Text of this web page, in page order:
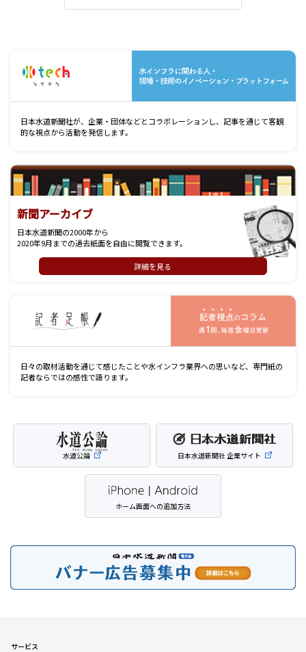
日本水道新聞社が、企業・団体などとコラボレーションし、記事を通じて客観
的な視点から活動を発信します。
新聞アーカイブ
日本水道新聞の2000年から
2020年9月までの過去紙面を自由に閲覧できます。
詳細を見る
日々の取材活動を通じて感じたことや水インフラ業界への思いなど、専門紙の
記者ならではの感性で語ります。
水道公論 日本水道新聞社 企業サイト
ホーム画面への追加方法
サービス